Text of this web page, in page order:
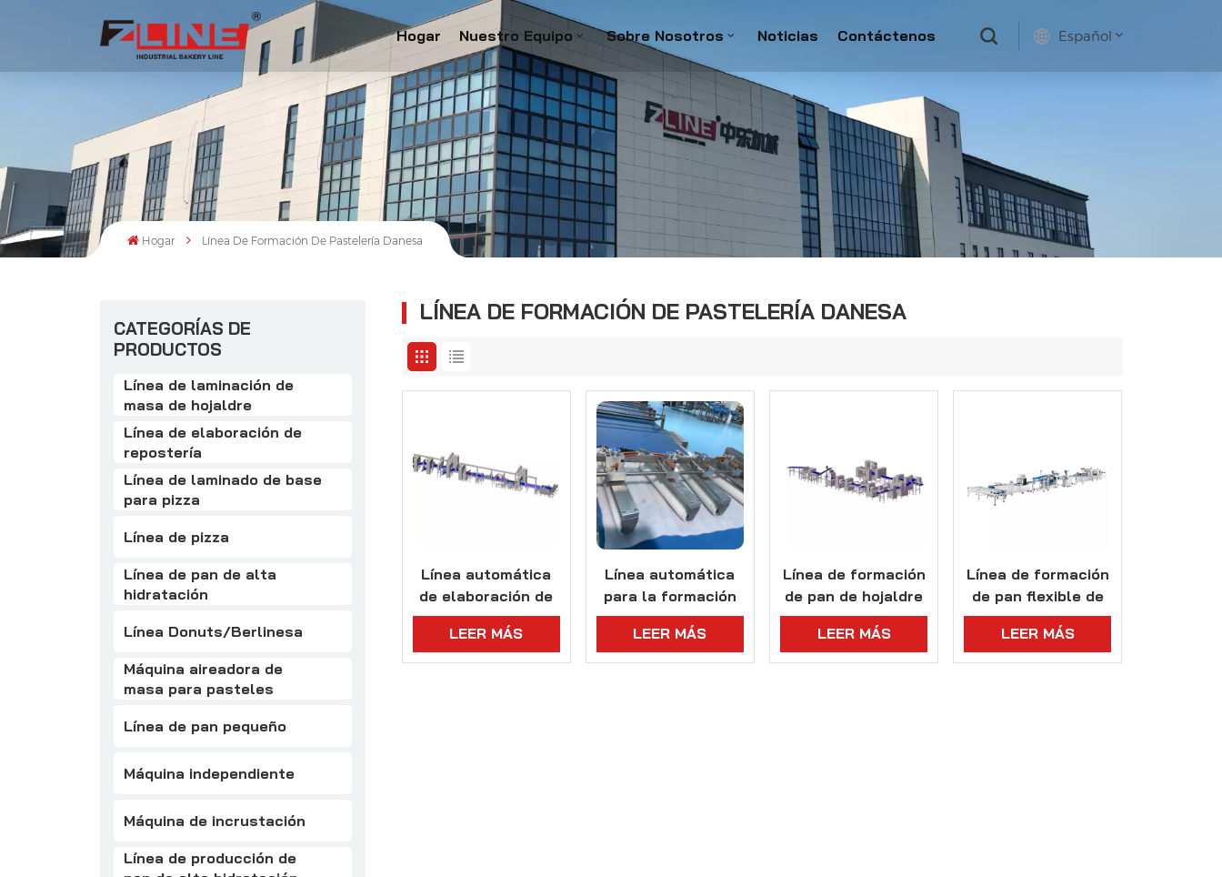
Hogar Nuestro Equipo Sobre Nosotros Noticias Contáctenos Español
русский
español
Hogar Línea De Formación De Pastelería Danesa
CATEGORÍAS DE
PRODUCTOS
Línea de laminación de
masa de hojaldre
Línea de elaboración de
repostería
Línea de laminado de base
para pizza
Línea de pizza
Línea de pan de alta
hidratación
Línea Donuts/Berlinesa
Máquina aireadora de
masa para pasteles
Línea de pan pequeño
Máquina independiente
Máquina de incrustación
Línea de producción de
LÍNEA DE FORMACIÓN DE PASTELERÍA DANESA
Línea automática
de elaboración de
pasteles
LEER MÁS
Línea automática
para la formación
de masa danesa
semiacabada con
equipamiento
LEER MÁS
Línea de formación
de pan de hojaldre
danés
multifuncional de
estándar europeo
LEER MÁS
Línea de formación
de pan flexible de
alto rendimiento
LEER MÁS